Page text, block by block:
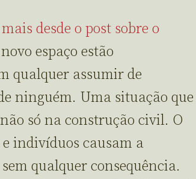
desde o post sobre o
espaço estão
qualquer assumir de
ninguém. Uma situação que
só na construção civil. O
indivíduos causam a
qualquer consequência.